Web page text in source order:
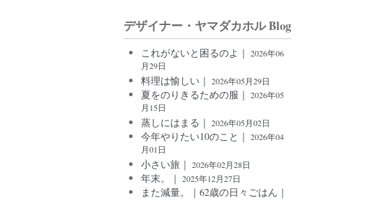
デザイナー・ヤマダカホル Blog
これがないと困るのよ｜ 2026年06
月29日
料理は愉しい｜ 2026年05月29日
夏をのりきるための服｜ 2026年05
月15日
蒸しにはまる｜ 2026年05月02日
今年やりたい10のこと｜ 2026年04
月01日
小さい旅｜ 2026年02月28日
年末。｜ 2025年12月27日
また減量。｜62歳の日々ごはん｜